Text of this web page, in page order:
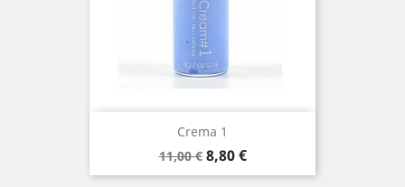
Crema 1
Prezzo
base
11,00 € Prezzo
8,80 €